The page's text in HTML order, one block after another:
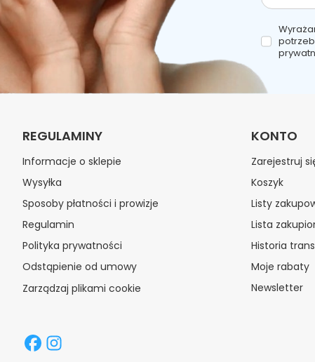
REGULAMINY
Informacje o sklepie
Wysyłka
Sposoby płatności i prowizje
Regulamin
Polityka prywatności
Odstąpienie od umowy
Zarządzaj plikami cookie
KONTO
Zarejestruj
Koszyk
Listy
Lista
Historia
Moje rabaty
Newsletter